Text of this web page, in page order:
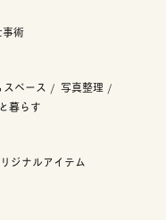
事術
ペース
写真整理
暮らす
ジナルアイテム